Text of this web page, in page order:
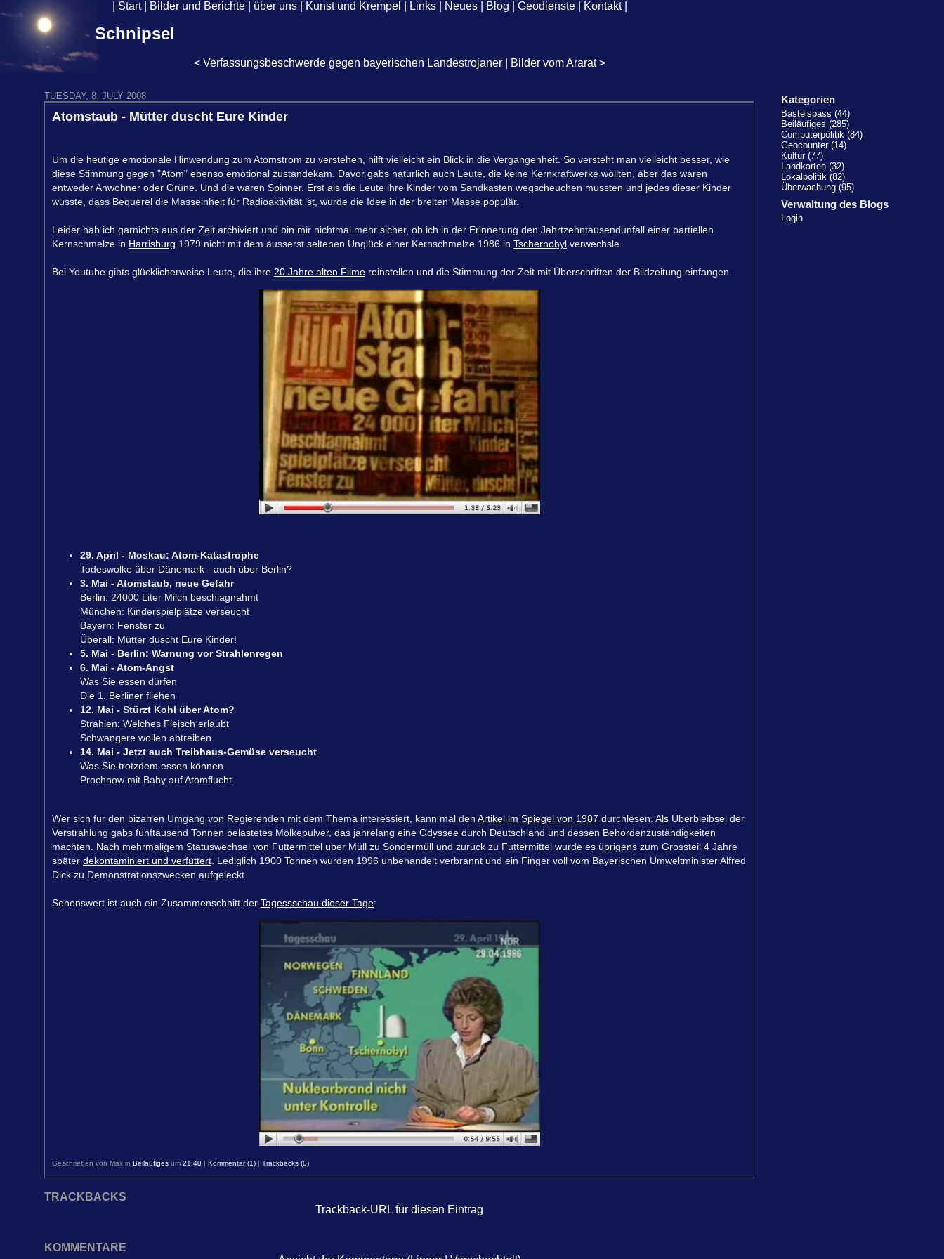
Start| Bilder und Berichte über uns Kunst und Krempel Links Neues Blog Geodienste Kontakt|
Schnipsel
< Verfassungsbeschwerde gegen bayerischen Landestrojaner Bilder vom Ararat >
TUESDAY, 8. JULY 2008
Atomstaub - Mütter duscht Eure Kinder
Um die heutige emotionale Hinwendung zum Atomstrom zu verstehen, hilft vielleicht ein Blick in die Vergangenheit. So versteht man vielleicht besser, wie
diese Stimmung gegen "Atom" ebenso emotional zustandekam. Davor gabs natürlich auch Leute, die keine Kernkraftwerke wollten, aber das waren
entweder Anwohner oder Grüne. Und die waren Spinner. Erst als die Leute ihre Kinder vom Sandkasten wegscheuchen mussten und jedes dieser Kinder
wusste, dass Bequerel die Masseinheit für Radioaktivität ist, wurde die Idee in der breiten Masse populär.
Leider hab ich garnichts aus der Zeit archiviert und bin mir nichtmal mehr sicher, ob ich in der Erinnerung den Jahrtzehntausendunfall einer partiellen
Kernschmelze in Harrisburg 1979 nicht mit dem äusserst seltenen Unglück einer Kernschmelze 1986 in Tschernobyl verwechsle.
Bei Youtube gibts glücklicherweise Leute, die ihre 20 Jahre alten Filme reinstellen und die Stimmung der Zeit mit Überschriften der Bildzeitung einfangen.
29. April - Moskau: Atom-Katastrophe
Todeswolke über Dänemark - auch über Berlin?
3. Mai - Atomstaub, neue Gefahr
Berlin: 24000 Liter Milch beschlagnahmt
München: Kinderspielplätze verseucht
Bayern: Fenster zu
Überall: Mütter duscht Eure Kinder!
5. Mai - Berlin: Warnung vor Strahlenregen
6. Mai - Atom-Angst
Was Sie essen dürfen
Die 1. Berliner fliehen
12. Mai - Stürzt Kohl über Atom?
Strahlen: Welches Fleisch erlaubt
Schwangere wollen abtreiben
14. Mai - Jetzt auch Treibhaus-Gemüse verseucht
Was Sie trotzdem essen können
Prochnow mit Baby auf Atomflucht
Wer sich für den bizarren Umgang von Regierenden mit dem Thema interessiert, kann mal den Artikel im Spiegel von 1987 durchlesen. Als Überbleibsel der
Verstrahlung gabs fünftausend Tonnen belastetes Molkepulver, das jahrelang eine Odyssee durch Deutschland und dessen Behördenzuständigkeiten
machten. Nach mehrmaligem Statuswechsel von Futtermittel über Müll zu Sondermüll und zurück zu Futtermittel wurde es übrigens zum Grossteil 4 Jahre
später dekontaminiert und verfüttert . Lediglich 1900 Tonnen wurden 1996 unbehandelt verbrannt und ein Finger voll vom Bayerischen Umweltminister Alfred
Dick zu Demonstrationszwecken aufgeleckt.
Sehenswert ist auch ein Zusammenschnitt der Tagessschau dieser Tage:
Geschrieben von Max in Beiläufiges um 21:40 | Kommentar (1) | Trackbacks (0)
TRACKBACKS
Trackback-URL für diesen Eintrag
KOMMENTARE
Kategorien
Bastelspass (44)
Beiläufiges (285)
Computerpolitik (84)
Geocounter (14)
Kultur (77)
Landkarten (32)
Lokalpolitik (82)
Überwachung (95)
Verwaltung des Blogs
Login